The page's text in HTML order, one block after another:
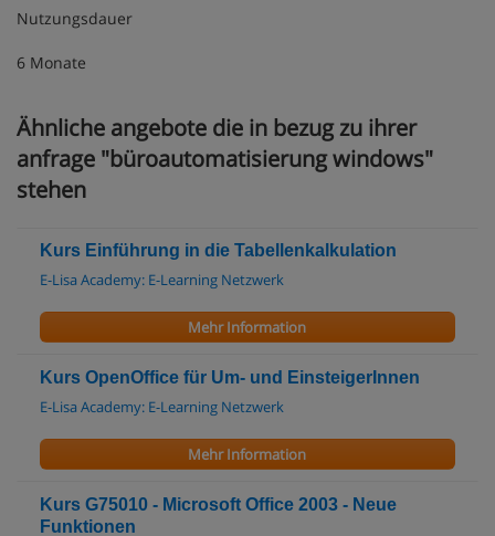
Nutzungsdauer
6 Monate
Ähnliche angebote die in bezug zu ihrer
anfrage "büroautomatisierung windows"
stehen
Kurs Einführung in die Tabellenkalkulation
E-Lisa Academy: E-Learning Netzwerk
Mehr Information
Kurs OpenOffice für Um- und EinsteigerInnen
E-Lisa Academy: E-Learning Netzwerk
Mehr Information
Kurs G75010 - Microsoft Office 2003 - Neue
Funktionen